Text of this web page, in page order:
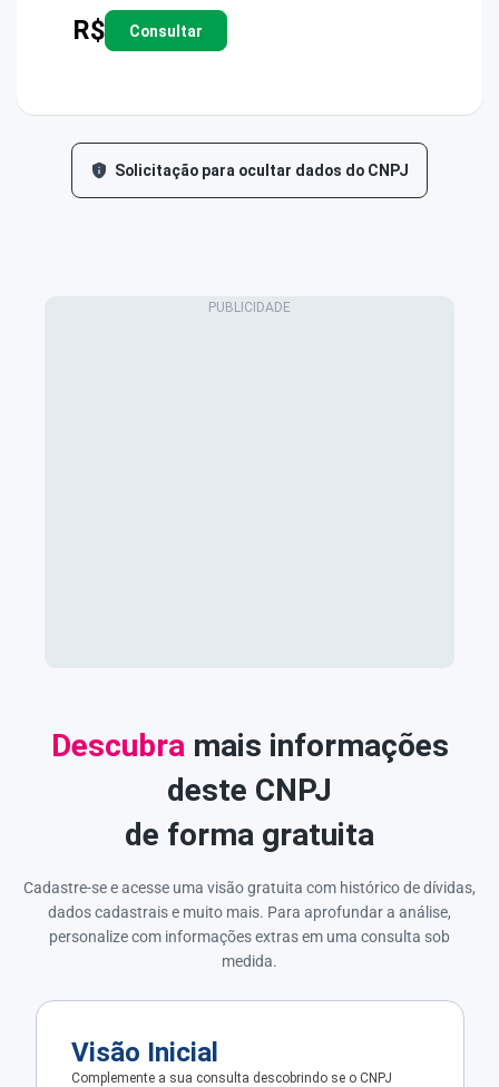
R$ Consultar
Solicitação para ocultar dados do CNPJ
Descubramais informações
deste CNPJ
de forma gratuita
Cadastre-se e acesse uma visão gratuita com histórico de dívidas,
dados cadastrais e muito mais. Para aprofundar a análise,
personalize com informações extras em uma consulta sob
medida.
Visão Inicial
Complemente a sua consulta descobrindo se o CNPJ